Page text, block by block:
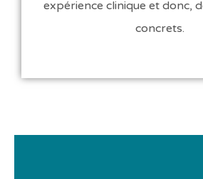
expérience clinique et donc,
concrets.